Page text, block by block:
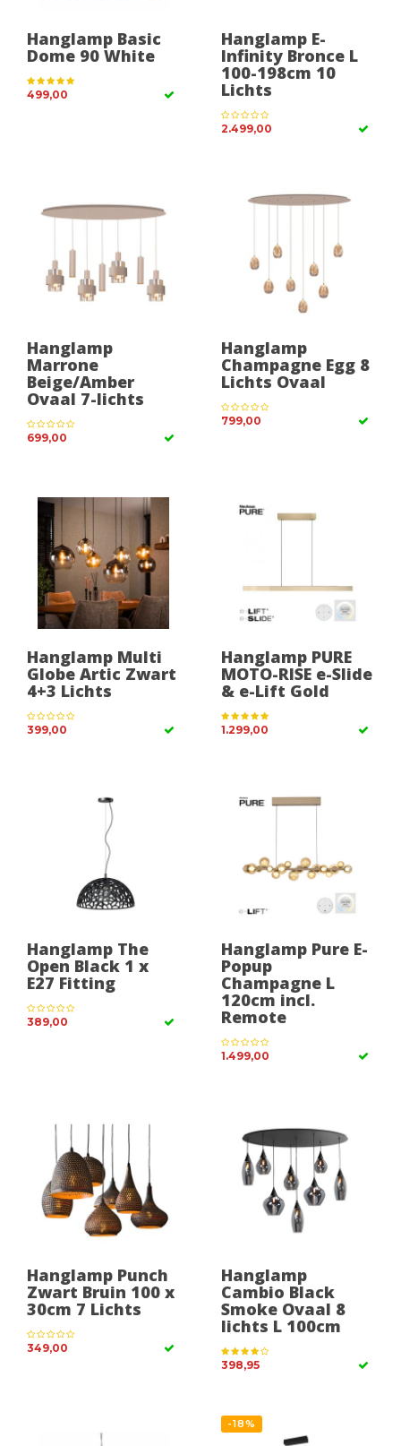
Hanglamp Basic
Dome 90 White
499,00
Hanglamp E-
Infinity Bronce L
100-198cm 10
Lichts
2.499,00
Hanglamp
Marrone
Beige/Amber
Ovaal 7-lichts
699,00
Hanglamp
Champagne Egg 8
Lichts Ovaal
799,00
Hanglamp Multi
Globe Artic Zwart
4+3 Lichts
399,00
Hanglamp PURE
MOTO-RISE e-Slide
& e-Lift Gold
1.299,00
Hanglamp The
Open Black 1 x
E27 Fitting
389,00
Hanglamp Pure E-
Popup
Champagne L
120cm incl.
Remote
1.499,00
Hanglamp Punch
Zwart Bruin 100 x
30cm 7 Lichts
349,00
Hanglamp
Cambio Black
Smoke Ovaal 8
lichts L 100cm
398,95
-18%